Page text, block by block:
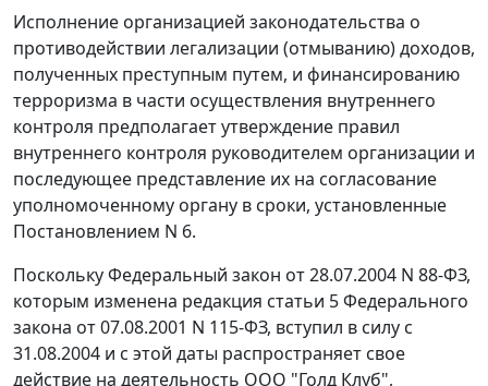
Исполнение организацией законодательства о
противодействии легализации (отмыванию) доходов,
полученных преступным путем, и финансированию
терроризма в части осуществления внутреннего
контроля предполагает утверждение правил
внутреннего контроля руководителем организации и
последующее представление их на согласование
уполномоченному органу в сроки, установленные
Постановлением N 6.
Поскольку Федеральный закон от 28.07.2004 N 88-ФЗ,
которым изменена редакция статьи 5 Федерального
закона от 07.08.2001 N 115-ФЗ, вступил в силу с
31.08.2004 и с этой даты распространяет свое
действие на деятельность ООО "Голд Клуб",